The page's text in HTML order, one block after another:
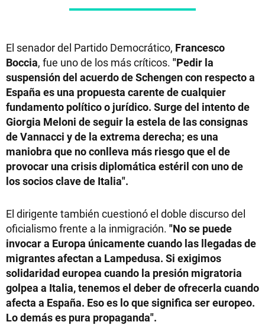
El senador del Partido Democrático, Francesco
Boccia, fue uno de los más críticos. "Pedir la
suspensión del acuerdo de Schengen con respecto a
España es una propuesta carente de cualquier
fundamento político o jurídico. Surge del intento de
Giorgia Meloni de seguir la estela de las consignas
de Vannacci y de la extrema derecha; es una
maniobra que no conlleva más riesgo que el de
provocar una crisis diplomática estéril con uno de
los socios clave de Italia".
El dirigente también cuestionó el doble discurso del
oficialismo frente a la inmigración. "No se puede
invocar a Europa únicamente cuando las llegadas de
migrantes afectan a Lampedusa. Si exigimos
solidaridad europea cuando la presión migratoria
golpea a Italia, tenemos el deber de ofrecerla cuando
afecta a España. Eso es lo que significa ser europeo.
Lo demás es pura propaganda".